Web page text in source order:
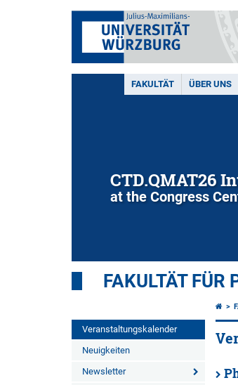
FAKULTÄT ÜBER UNS
CTD.QMAT26
at the Congress
FAKULTÄT FÜR
Veranstaltungskalender
Neuigkeiten
Newsletter